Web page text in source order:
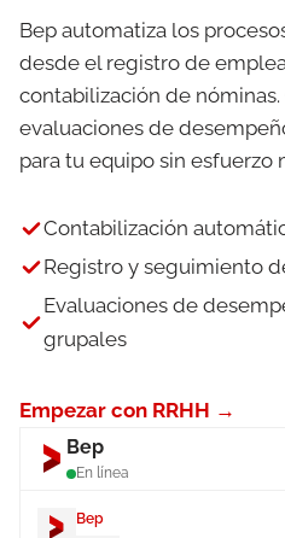
Bep automatiza los
desde el registro de
contabilización de nóminas.
evaluaciones de
para tu equipo sin esfuerzo
Contabilización
Registro y seguimiento
Evaluaciones de
grupales
Empezar con RRHH →
Bep
En línea
Bep